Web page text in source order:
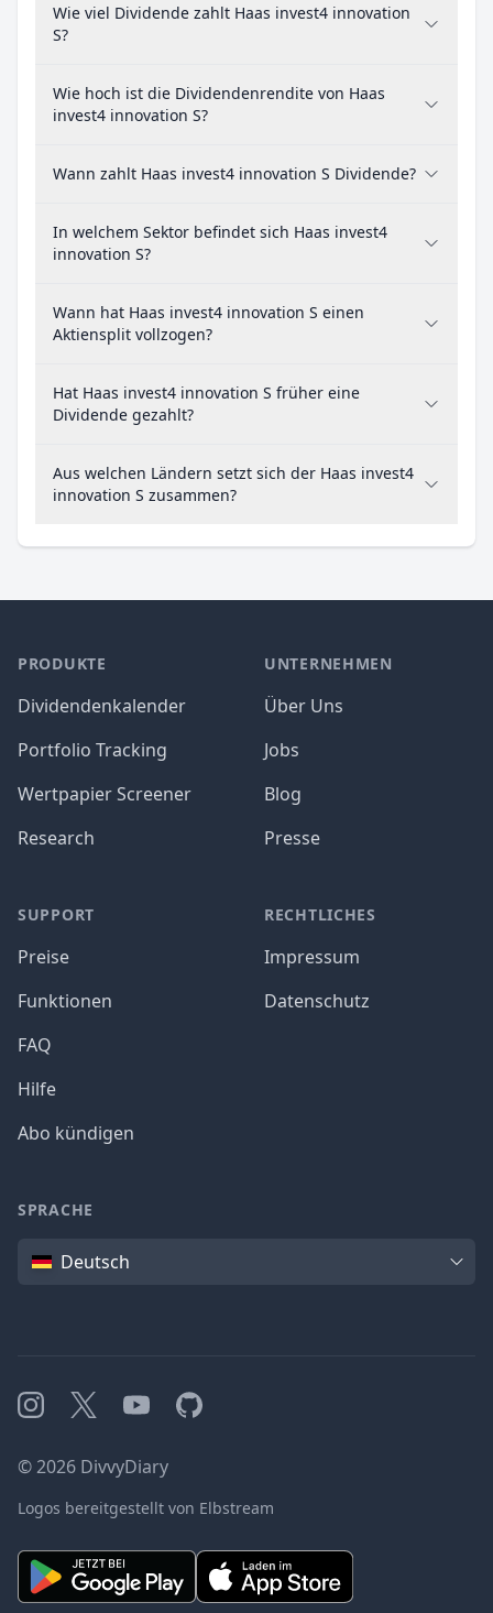
Wie viel Dividende zahlt Haas invest4 innovation
S?
Wie hoch ist die Dividendenrendite von Haas
invest4 innovation S?
Wann zahlt Haas invest4 innovation S Dividende?
In welchem Sektor befindet sich Haas invest4
innovation S?
Wann hat Haas invest4 innovation S einen
Aktiensplit vollzogen?
Hat Haas invest4 innovation S früher eine
Dividende gezahlt?
Aus welchen Ländern setzt sich der Haas invest4
innovation S zusammen?
PRODUKTE
Dividendenkalender
Portfolio Tracking
Wertpapier Screener
Research
SUPPORT
Preise
Funktionen
FAQ
Hilfe
Abo kündigen
UNTERNEHMEN
Über Uns
Jobs
Blog
Presse
RECHTLICHES
Impressum
Datenschutz
SPRACHE
SpracheDeutsch
Instagram
X YouTubeGitHub
©2026 DivvyDiary
Logos bereitgestellt von Elbstream